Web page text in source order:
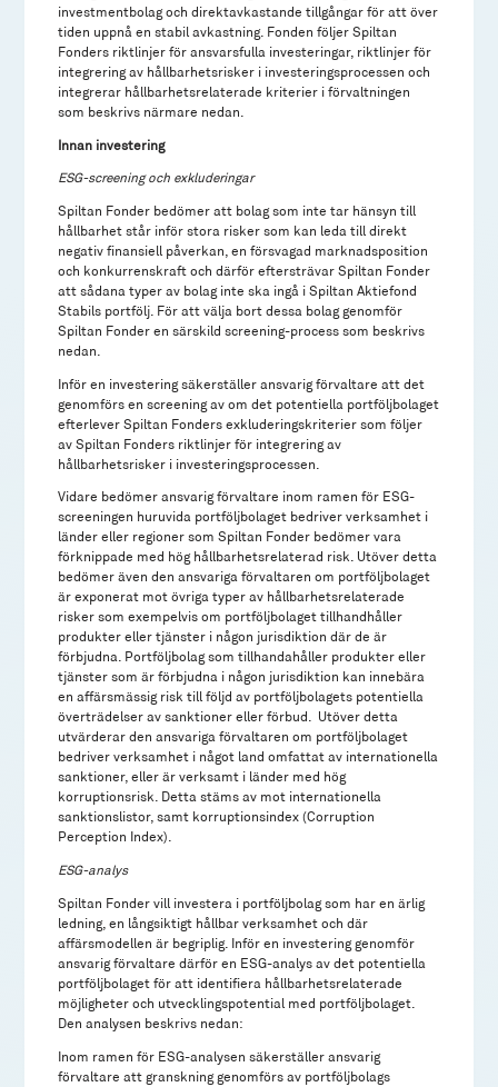
investmentbolag och direktavkastande tillgångar för att över
tiden uppnå en stabil avkastning. Fonden följer Spiltan
Fonders riktlinjer för ansvarsfulla investeringar, riktlinjer för
integrering av hållbarhetsrisker i investeringsprocessen och
integrerar hållbarhetsrelaterade kriterier i förvaltningen
som beskrivs närmare nedan.
Innan investering
ESG-screening och exkluderingar
Spiltan Fonder bedömer att bolag som inte tar hänsyn till
hållbarhet står inför stora risker som kan leda till direkt
negativ finansiell påverkan, en försvagad marknadsposition
och konkurrenskraft och därför eftersträvar Spiltan Fonder
att sådana typer av bolag inte ska ingå i Spiltan Aktiefond
Stabils portfölj. För att välja bort dessa bolag genomför
Spiltan Fonder en särskild screening-process som beskrivs
nedan.
Inför en investering säkerställer ansvarig förvaltare att det
genomförs en screening av om det potentiella portföljbolaget
efterlever Spiltan Fonders exkluderingskriterier som följer
av Spiltan Fonders riktlinjer för integrering av
hållbarhetsrisker i investeringsprocessen.
Vidare bedömer ansvarig förvaltare inom ramen för ESG-
screeningen huruvida portföljbolaget bedriver verksamhet i
länder eller regioner som Spiltan Fonder bedömer vara
förknippade med hög hållbarhetsrelaterad risk. Utöver detta
bedömer även den ansvariga förvaltaren om portföljbolaget
är exponerat mot övriga typer av hållbarhetsrelaterade
risker som exempelvis om portföljbolaget tillhandhåller
produkter eller tjänster i någon jurisdiktion där de är
förbjudna. Portföljbolag som tillhandahåller produkter eller
tjänster som är förbjudna i någon jurisdiktion kan innebära
en affärsmässig risk till följd av portföljbolagets potentiella
överträdelser av sanktioner eller förbud. Utöver detta
utvärderar den ansvariga förvaltaren om portföljbolaget
bedriver verksamhet i något land omfattat av internationella
sanktioner, eller är verksamt i länder med hög
korruptionsrisk. Detta stäms av mot internationella
sanktionslistor, samt korruptionsindex (Corruption
Perception Index).
ESG-analys
Spiltan Fonder vill investera i portföljbolag som har en ärlig
ledning, en långsiktigt hållbar verksamhet och där
affärsmodellen är begriplig. Inför en investering genomför
ansvarig förvaltare därför en ESG-analys av det potentiella
portföljbolaget för att identifiera hållbarhetsrelaterade
möjligheter och utvecklingspotential med portföljbolaget.
Den analysen beskrivs nedan:
Inom ramen för ESG-analysen säkerställer ansvarig
förvaltare att granskning genomförs av portföljbolags